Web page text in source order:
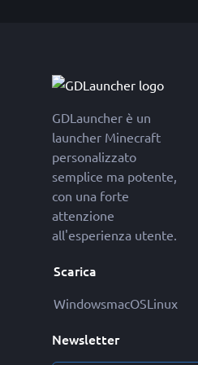
GDLauncher è un
launcher Minecraft
personalizzato
semplice ma potente,
con una forte
attenzione
all'esperienza utente.
Scarica
WindowsmacOSLinux
Newsletter